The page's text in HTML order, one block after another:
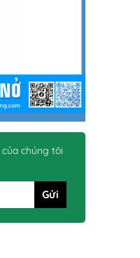
của chúng tôi